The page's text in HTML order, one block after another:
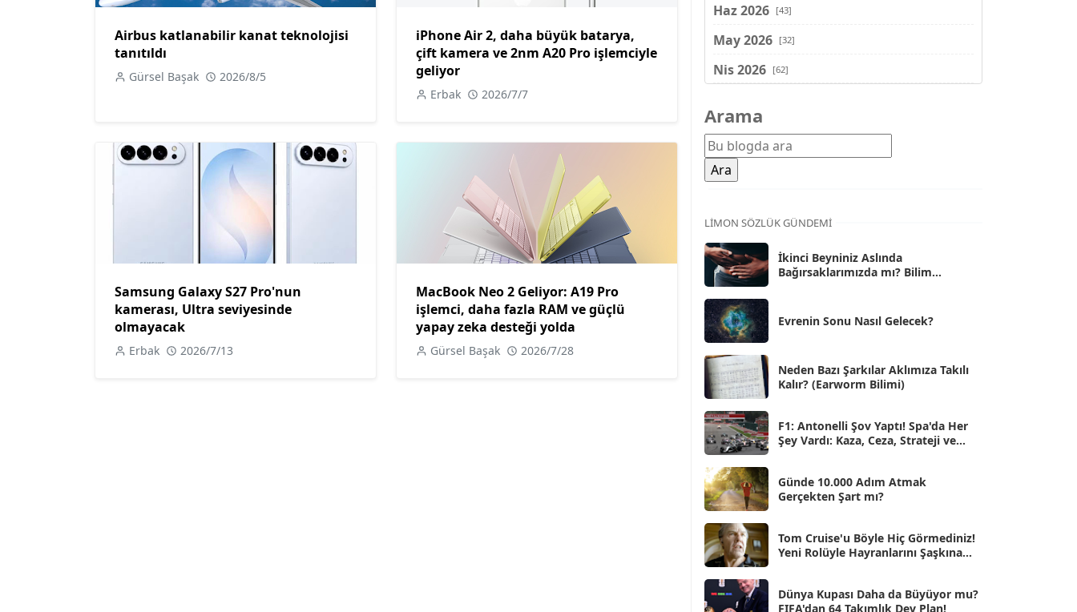
Airbus katlanabilir kanat teknolojisi
tanıtıldı
Gürsel Başak 2026/8/5
iPhone Air 2, daha büyük batarya,
çift kamera ve 2nm A20 Pro işlemciyle
geliyor
Erbak 2026/7/7
Samsung Galaxy S27 Pro'nun
kamerası, Ultra seviyesinde
olmayacak
Erbak 2026/7/13
MacBook Neo 2 Geliyor: A19 Pro
işlemci, daha fazla RAM ve güçlü
yapay zeka desteği yolda
Gürsel Başak 2026/7/28
Haz 2026 [43]
May 2026 [32]
Nis 2026 [62]
Şub 2026
Oca 2026 [72]
Ara 2025
Kas 2025
Eki 2025
Eyl 2025 [56]
Ağu 2025
Tem 2025
Haz 2025
May 2025 [54]
Nis 2025 [56]
Mar 2025 [50]
Şub 2025 [57]
Oca 2025
Ara 2024 [25]
Kas 2024
Eki 2024 [46]
Arama
LIMON SÖZLÜK GÜNDEMI
İkinci Beyniniz Aslında
Bağırsaklarımızda mı? Bilim
Evrenin Sonu Nasıl Gelecek?
Neden Bazı Şarkılar Aklımıza Takılı
Kalır? (Earworm Bilimi)
F1: Antonelli Şov Yaptı! Spa'da Her
Şey Vardı: Kaza, Ceza, Strateji ve
Günde 10.000 Adım Atmak
Gerçekten Şart mı?
Tom Cruise'u Böyle Hiç Görmediniz!
Yeni Rolüyle Hayranlarını Şaşkına
Dünya Kupası Daha da Büyüyor mu?
FIFA'dan 64 Takımlık Dev Plan!